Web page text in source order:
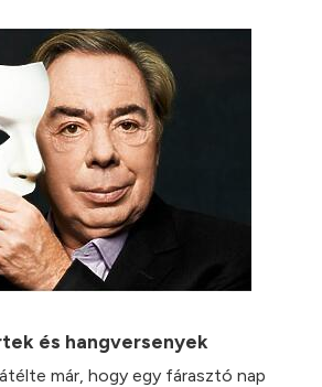
és hangversenyek
már, hogy egy fárasztó nap